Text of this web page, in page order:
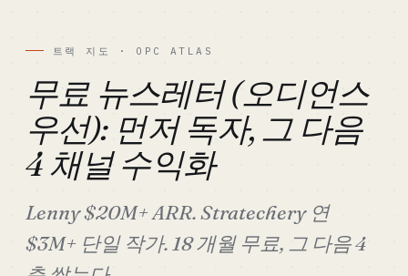
트랙 지도 · OPC ATLAS
무료 뉴스레터 (오디언스
우선): 먼저 독자, 그 다음
4 채널 수익화
Lenny $20M+ ARR. Stratechery 연
$3M+ 단일 작가. 18 개월 무료, 그 다음 4